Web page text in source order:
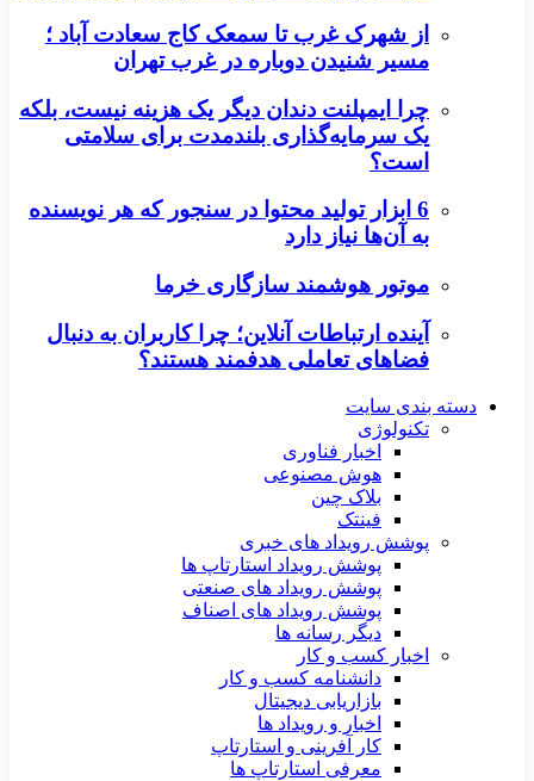
از شهرک غرب تا سمعک کاج سعادت آباد ؛
مسیر شنیدن دوباره در غرب تهران
چرا ایمپلنت دندان دیگر یک هزینه نیست، بلکه
یک سرمایه‌گذاری بلندمدت برای سلامتی
است؟
6 ابزار تولید محتوا در سنجور که هر نویسنده
به آن‌ها نیاز دارد
موتور هوشمند سازگاری خرما
آینده ارتباطات آنلاین؛ چرا کاربران به دنبال
فضاهای تعاملی هدفمند هستند؟
دسته بندی سایت
تکنولوژی
اخبار فناوری
هوش مصنوعی
بلاک چین
فینتک
پوشش رویداد های خبری
پوشش رویداد استارتاپ ها
پوشش رویداد های صنعتی
پوشش رویداد های اصناف
دیگر رسانه ها
اخبار کسب و کار
دانشنامه کسب و کار
بازاریابی دیجیتال
اخبار و رویداد ها
کار آفرینی و استارتاپ
معرفی استارتاپ ها